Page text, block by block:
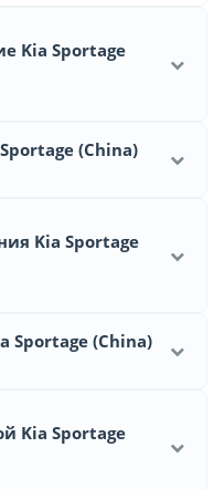
Kia Sportage
(China)
Kia Sportage
Sportage (China)
Kia Sportage